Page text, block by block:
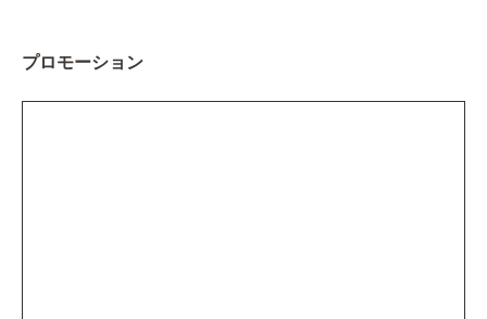
プロモーション